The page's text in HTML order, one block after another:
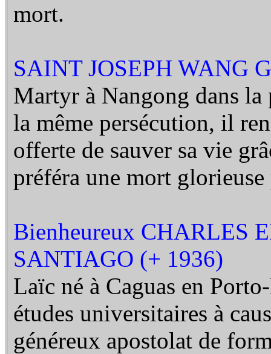
mort.
SAINT JOSEPH WANG
Martyr à Nangong dans
la même persécution, il
offerte de sauver sa vie
préféra une mort
Bienheureux CHARLES
SANTIAGO (+ 1936)
Laïc né à Caguas en
études universitaires à
généreux apostolat de